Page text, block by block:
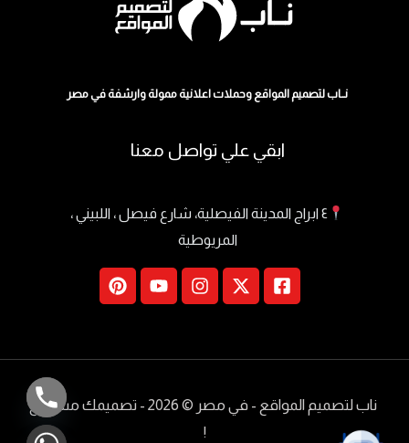
نــاب لتصميم المواقع وحملات اعلانية ممولة وارشفة في مصر
ابقي علي تواصل معنا
٤ ابراج المدينة الفيصلية، شارع فيصل ، اللبيني ،
المريوطية
ناب لتصميم المواقع - في مصر
© 2026 - تصميمك مسموع
!